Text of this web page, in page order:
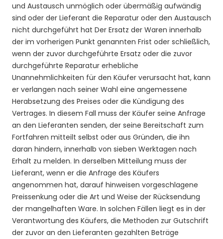
und Austausch unmöglich oder übermäßig aufwändig
sind oder der Lieferant die Reparatur oder den Austausch
nicht durchgeführt hat Der Ersatz der Waren innerhalb
der im vorherigen Punkt genannten Frist oder schließlich,
wenn der zuvor durchgeführte Ersatz oder die zuvor
durchgeführte Reparatur erhebliche
Unannehmlichkeiten für den Käufer verursacht hat, kann
er verlangen nach seiner Wahl eine angemessene
Herabsetzung des Preises oder die Kündigung des
Vertrages. In diesem Fall muss der Käufer seine Anfrage
an den Lieferanten senden, der seine Bereitschaft zum
Fortfahren mitteilt selbst oder aus Gründen, die ihn
daran hindern, innerhalb von sieben Werktagen nach
Erhalt zu melden. In derselben Mitteilung muss der
Lieferant, wenn er die Anfrage des Käufers
angenommen hat, darauf hinweisen vorgeschlagene
Preissenkung oder die Art und Weise der Rücksendung
der mangelhaften Ware. In solchen Fällen liegt es in der
Verantwortung des Käufers, die Methoden zur Gutschrift
der zuvor an den Lieferanten gezahlten Beträge